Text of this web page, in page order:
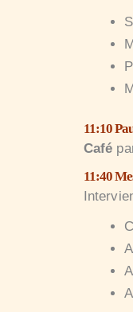
11:10
Café
11:40